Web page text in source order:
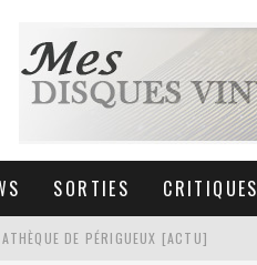
SORTIES CRITIQUES
DE PÉRIGUEUX [ACTU]